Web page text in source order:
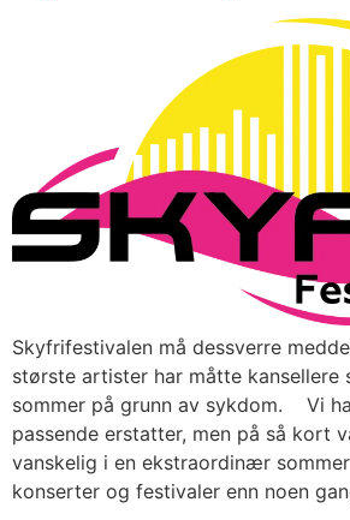
Skyfrifestivalen må dessverre
største artister har måtte kansellere
sommer på grunn av sykdom. Vi
passende erstatter, men på så kort
vanskelig i en ekstraordinær
konserter og festivaler enn noen